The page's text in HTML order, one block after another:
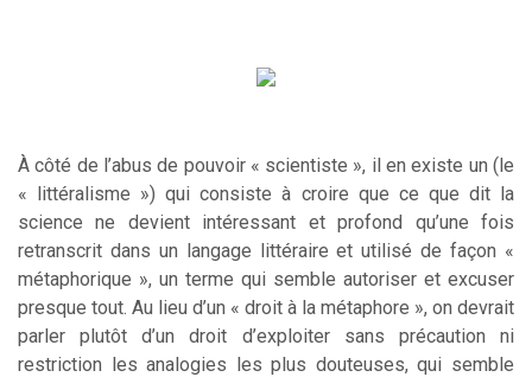
À côté de l’abus de pouvoir « scientiste », il en existe un (le
« littéralisme ») qui consiste à croire que ce que dit la
science ne devient intéressant et profond qu’une fois
retranscrit dans un langage littéraire et utilisé de façon «
métaphorique », un terme qui semble autoriser et excuser
presque tout. Au lieu d’un « droit à la métaphore », on devrait
parler plutôt d’un droit d’exploiter sans précaution ni
restriction les analogies les plus douteuses, qui semble